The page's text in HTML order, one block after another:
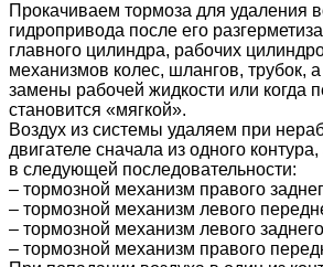
Прокачиваем тормоза для удаления
гидропривода после его
главного цилиндра, рабочих
механизмов колес, шлангов, трубок,
замены рабочей жидкости или когда
становится «мягкой».
Воздух из системы удаляем при
двигателе сначала из одного
в следующей последовательности:
– тормозной механизм правого
– тормозной механизм левого
– тормозной механизм левого
– тормозной механизм правого